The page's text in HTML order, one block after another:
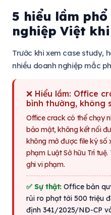
5 hiểu lầm
nghiệp Việt
Trước khi xem case study,
nhiều doanh nghiệp mắc
❌ Hiểu lầm: Office
bình thường, không
Office crack có thể chạy
bảo mật, không kết nối
không mở được file ký số
phạm Luật Sở hữu Trí
ghi vi phạm.
✅ Sự thật: Office bản
rủi ro phạt tới 500 triệu
định 341/2025/NĐ-CP